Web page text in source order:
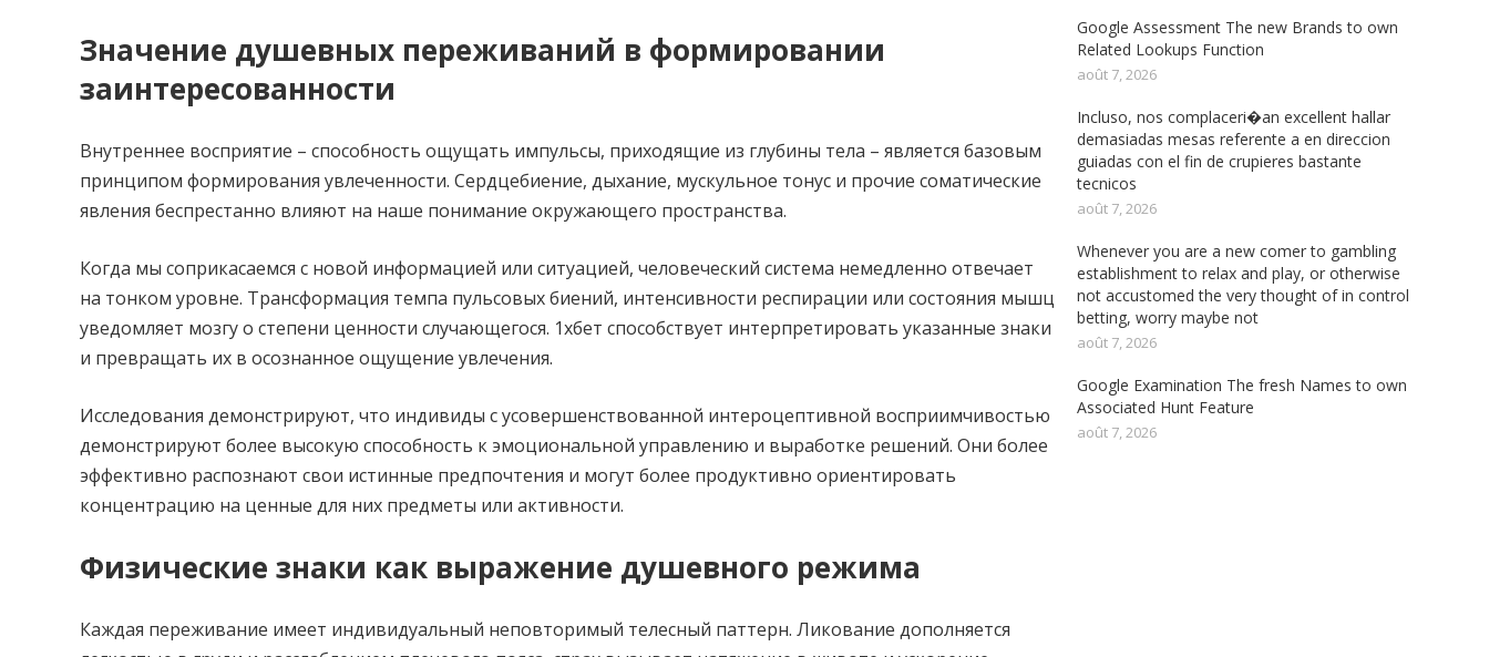
Значение душевных переживаний в формировании
заинтересованности
Внутреннее восприятие – способность ощущать импульсы, приходящие из глубины тела – является базовым
принципом формирования увлеченности. Сердцебиение, дыхание, мускульное тонус и прочие соматические
явления беспрестанно влияют на наше понимание окружающего пространства.
Когда мы соприкасаемся с новой информацией или ситуацией, человеческий система немедленно отвечает
на тонком уровне. Трансформация темпа пульсовых биений, интенсивности респирации или состояния мышц
уведомляет мозгу о степени ценности случающегося. 1хбет способствует интерпретировать указанные знаки
и превращать их в осознанное ощущение увлечения.
Исследования демонстрируют, что индивиды с усовершенствованной интероцептивной восприимчивостью
демонстрируют более высокую способность к эмоциональной управлению и выработке решений. Они более
эффективно распознают свои истинные предпочтения и могут более продуктивно ориентировать
концентрацию на ценные для них предметы или активности.
Физические знаки как выражение душевного режима
Каждая переживание имеет индивидуальный неповторимый телесный паттерн. Ликование дополняется
Google Assessment The new Brands to own
Related Lookups Function
août 7, 2026
Incluso, nos complaceri�an excellent hallar
demasiadas mesas referente a en direccion
guiadas con el fin de crupieres bastante
tecnicos
août 7, 2026
Whenever you are a new comer to gambling
establishment to relax and play, or otherwise
not accustomed the very thought of in control
betting, worry maybe not
août 7, 2026
Google Examination The fresh Names to own
Associated Hunt Feature
août 7, 2026